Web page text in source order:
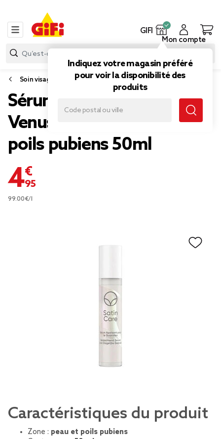
GIFI
Indiquez votre magasin préféré
pour voir la disponibilité des
produits
Mon compte
Soin visage et corps
Sérum apaisant quotidien
Venus Satin Care peau et
poils pubiens 50ml
4,95 €
99.00€/l
Caractéristiques du produit
Zone : peau et poils pubiens